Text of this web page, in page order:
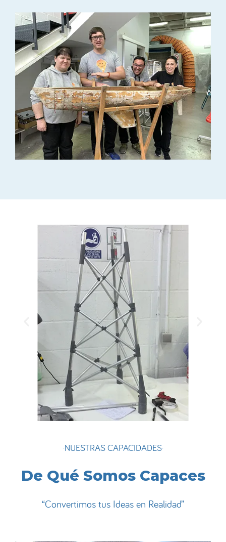
·NUESTRAS CAPACIDADES·
De Qué Somos Capaces
“Convertimos tus Ideas en Realidad”